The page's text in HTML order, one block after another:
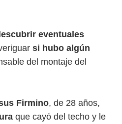
eventuales
si hubo algún
del montaje del
Firmino, de 28 años,
que cayó del techo y le